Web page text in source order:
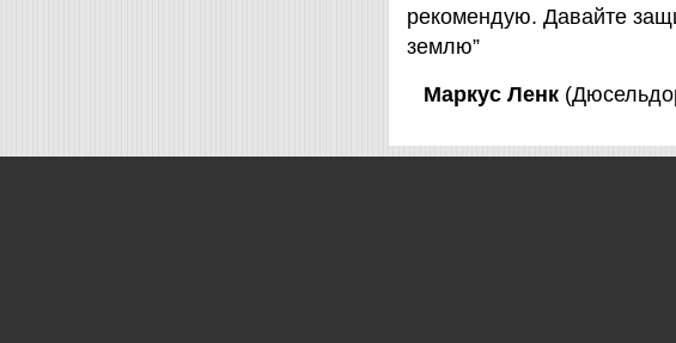
рекомендую. Давайте
землю”
Маркус Ленк